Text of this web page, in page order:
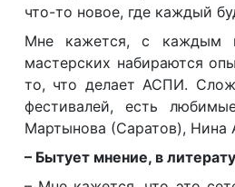
что-то новое, где каждый
Мне кажется, с каждым
мастерских набираются
то, что делает АСПИ.
фестивалей, есть
Мартынова (Саратов), Нина
– Бытует мнение, в